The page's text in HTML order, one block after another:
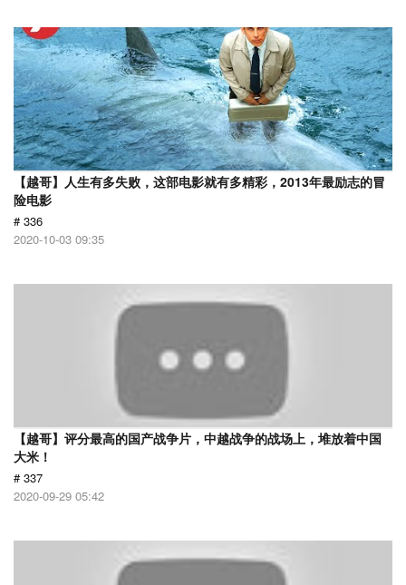
【越哥】人生有多失败，这部电影就有多精彩，2013年最励志的冒
险电影
# 336
2020-10-03 09:35
【越哥】评分最高的国产战争片，中越战争的战场上，堆放着中国
大米！
# 337
2020-09-29 05:42